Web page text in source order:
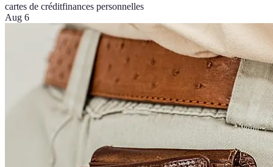
cartes de créditfinances personnelles
Aug 6